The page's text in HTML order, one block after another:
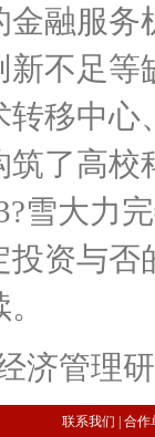
融服
不足
移中
了高
雪大力
资与
管理研
联系我们 合作